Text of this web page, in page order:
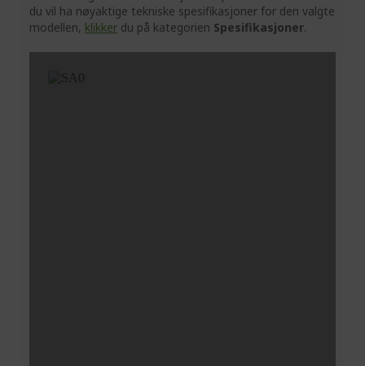
du vil ha nøyaktige tekniske spesifikasjoner for den valgte
modellen, klikker du på kategorien Spesifikasjoner.